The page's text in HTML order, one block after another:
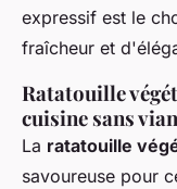
expressif est le
fraîcheur et
Ratatouille
cuisine sans
La ratatouille
savoureuse pour